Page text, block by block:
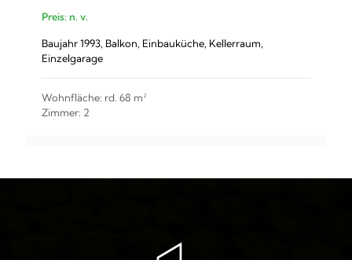
Preis: n. v.
Baujahr 1993, Balkon, Einbauküche, Kellerraum,
Einzelgarage
Wohnfläche: rd. 68 m²
Zimmer: 2